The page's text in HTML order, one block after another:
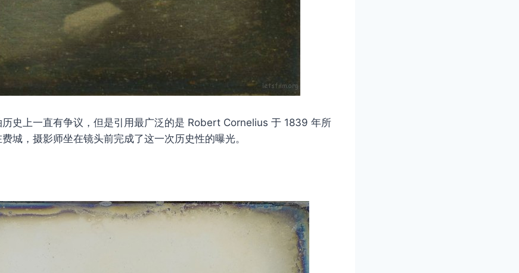
历史上一直有争议，但是引用最广泛的是 Robert Cornelius 于 1839 年所
城，摄影师坐在镜头前完成了这一次历史性的曝光。